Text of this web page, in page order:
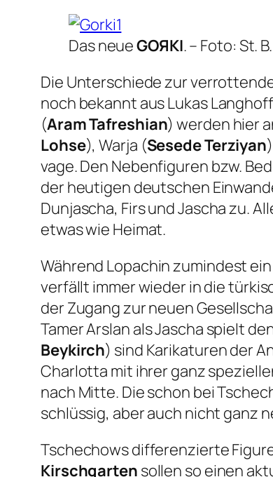
Das neueGOЯKI. – Foto: St. B.
Die Unterschiede zur
noch bekannt aus Lukas
(Aram Tafreshian) werden hier
Lohse), Warja (Sesede Terziyan
vage. Den Nebenfiguren bzw.
der heutigen deutschen
Dunjascha, Firs und Jascha zu.
etwas wie Heimat.
Während Lopachin zumindest
verfällt immer wieder in die
der Zugang zur neuen
Tamer Arslan als Jascha spielt
Beykirch) sind Karikaturen der
Charlotta mit ihrer ganz
nach Mitte. Die schon bei
schlüssig, aber auch nicht ganz
Tschechows differenzierte
Kirschgarten sollen so einen